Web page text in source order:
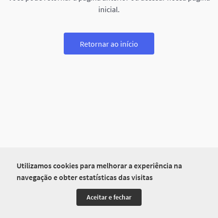
Utilizamos cookies para melhorar a experiência na
navegação e obter estatísticas das visitas
Aceitar e fechar
inicial.
Retornar ao início